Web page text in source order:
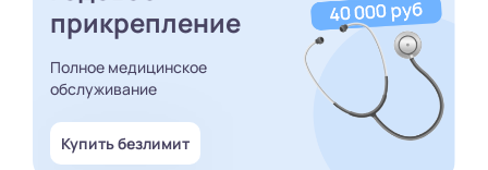
прикрепление
Полное медицинское
обслуживание
Купить безлимит